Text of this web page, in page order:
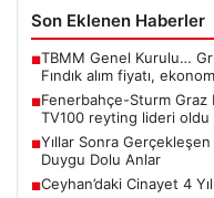
Son Eklenen Haberler
■TBMM Genel Kurulu…
Fındık alım fiyatı,
■Fenerbahçe-Sturm Graz
TV100 reyting lideri oldu
■Yıllar Sonra Gerçekleşen
Duygu Dolu Anlar
■Ceyhan’daki Cinayet 4